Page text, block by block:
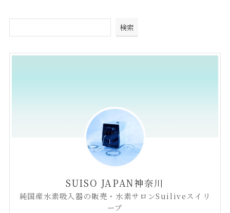
検索
SUISO JAPAN神奈川
純国産水素吸入器の販売・水素サロンSuiliveスイリ
ーブ